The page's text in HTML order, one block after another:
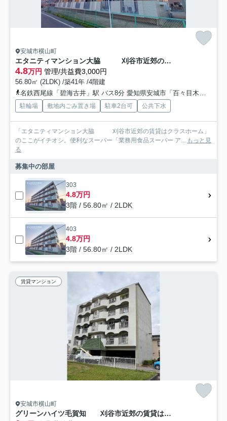
安城市横山町
エタニティマンション大脇 刈谷市近郊の賃貸はクラスホーム
4.8万円 管理/共益費3,000円
56.80㎡ (2LDK) /築41年 /4階建
名鉄西尾線「碧海古井」駅 バス8分 愛知県安城市「百々目木」 停歩6分
駐輪場 敷地内ごみ置き場 駐車2台可 公共下水
「エタニティマンション大脇 刈谷市近郊の賃貸はクラスホーム」
のここがイチオシ。便利なスーパー「業務用食品スーパー ア... もっと見
る
募集中の部屋
303
4.8万円
3階 / 56.80㎡ / 2LDK
403
4.8万円
3階 / 56.80㎡ / 2LDK
賃貸マンション
安城市横山町
グリーンハイツ毛賀知 刈谷市近郊の賃貸はクラスホーム刈谷店